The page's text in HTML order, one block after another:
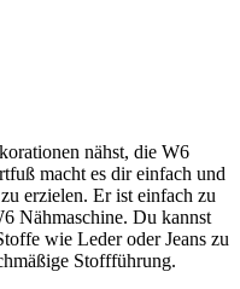
nähst, die W6
macht es dir einfach und
erzielen. Er ist einfach zu
Nähmaschine. Du kannst
wie Leder oder Jeans zu
Stoffführung.